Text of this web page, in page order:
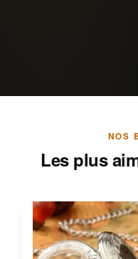
NOS
Les plus